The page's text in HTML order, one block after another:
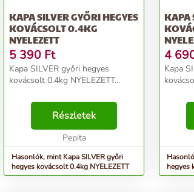
KAPA SILVER GYŐRI HEGYES
KOVÁCSOLT 0.4KG
NYELEZETT
5 390 Ft
Kapa SILVER győri hegyes
kovácsolt 0.4kg NYELEZETT...
Részletek
Pepita
Hasonlók, mint Kapa SILVER győri
hegyes kovácsolt 0.4kg NYELEZETT
KAPA
4
Kapa
hegyes